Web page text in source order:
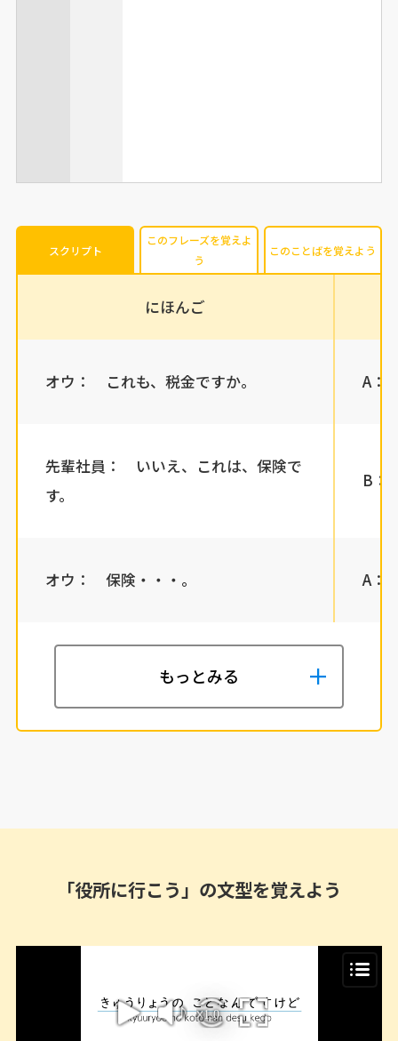
スクリプト
このフレーズを覚えよ
う
このことばを覚えよう
にほんご
オウ： これも、税金ですか。 A：
先輩社員： いいえ、これは、保険で
す。
B：
オウ： 保険・・・。 A
もっとみる
「役所に行こう」の文型を覚えよう